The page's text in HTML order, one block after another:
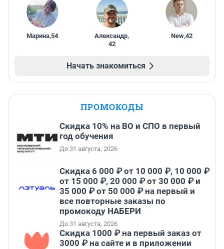
Марина,54 Александр,
42
New,42
Начать знакомиться
ПРОМОКОДЫ
Скидка 10% на ВО и СПО в первый
год обучения
До 31 августа, 2026
Скидка 6 000 ₽ от 10 000 ₽, 10 000 ₽
от 15 000 ₽, 20 000 ₽ от 30 000 ₽ и
35 000 ₽ от 50 000 ₽ на первый и
все повторные заказы по
промокоду НАБЕРИ
До 31 августа, 2026
Скидка 1000 ₽ на первый заказ от
3000 ₽ на сайте и в приложении